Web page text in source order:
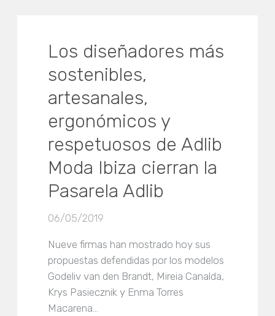
Los diseñadores más
sostenibles,
artesanales,
ergonómicos y
respetuosos de Adlib
Moda Ibiza cierran la
Pasarela Adlib
06/05/2019
Nueve firmas han mostrado hoy sus
propuestas defendidas por los modelos
Godeliv van den Brandt, Mireia Canalda,
Krys Pasiecznik y Enma Torres
Macarena…